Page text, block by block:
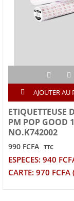
AJOUTER AU
ETIQUETTEUSE
PM POP GOOD
NO.K742002
990 FCFA TTC
ESPECES: 940
CARTE: 970 FCFA